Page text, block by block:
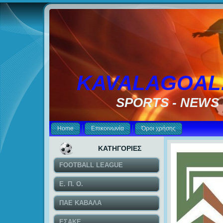
SPORTS - NEWS
Home Επικοινωνία Όροι χρήσης
ΚΑΤΗΓΟΡΙΕΣ
FOOTBALL LEAGUE
Ε. Π. Ο.
ΠΑΕ ΚΑΒΑΛΑ